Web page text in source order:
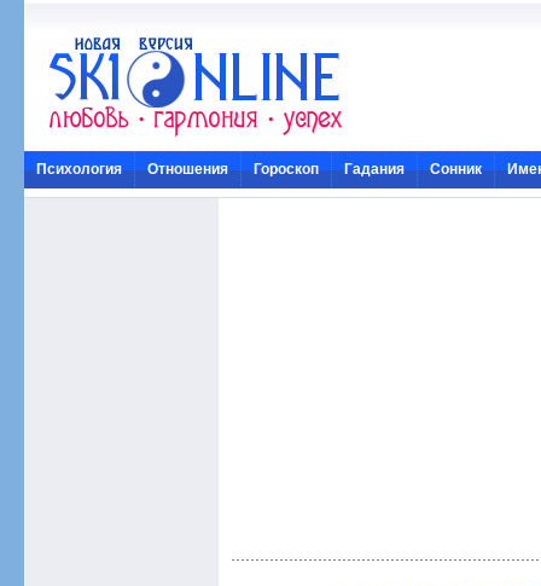
Психология Отношения Гороскоп Гадания Сонник